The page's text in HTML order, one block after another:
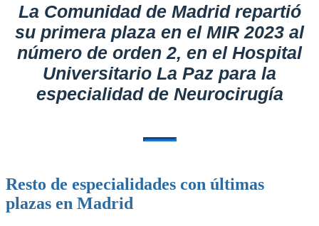
La Comunidad de Madrid repartió
su primera plaza en el MIR 2023 al
número de orden 2, en el Hospital
Universitario La Paz para la
especialidad de Neurocirugía
Resto de especialidades con últimas
plazas en Madrid